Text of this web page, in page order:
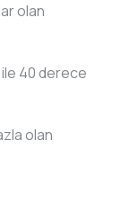
olan
ile 40 derece
olan